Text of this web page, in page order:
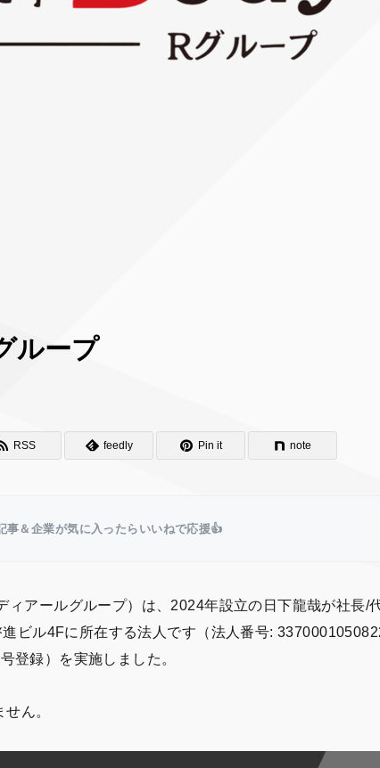
ループ
RSS feedly Pin it note
事＆企業が気に入ったらいいねで応援👍
アールグループ）は、2024年設立の日下龍哉が社長/
ビル4Fに所在する法人です（法人番号:
登録）を実施しました。
ん。